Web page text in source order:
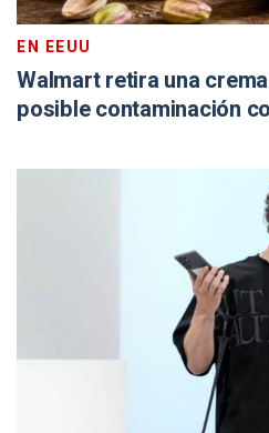
EN EEUU
Walmart retira una
posible contaminación